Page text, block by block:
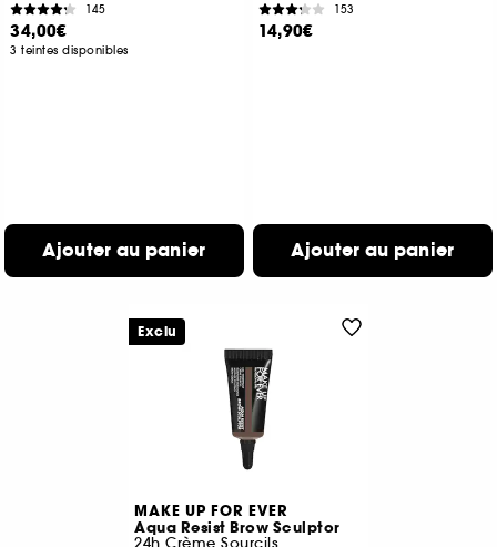
145
34,00€
3 teintes disponibles
Ajouter au panier
153
14,90€
Ajouter au panier
MAKE UP FOR EVER
Aqua Resist Brow Sculptor
24h Crème Sourcils
Exclu